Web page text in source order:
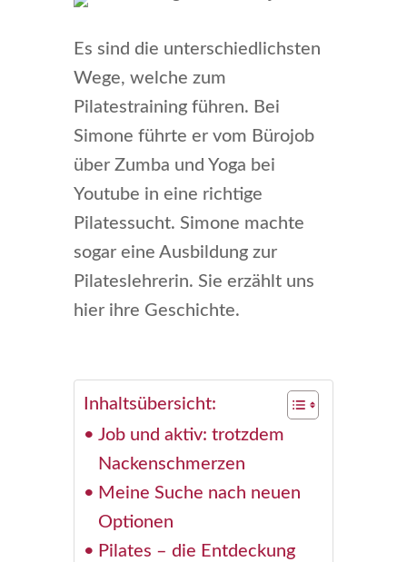
Es sind die unterschiedlichsten
Wege, welche zum
Pilatestraining führen. Bei
Simone führte er vom Bürojob
über Zumba und Yoga bei
Youtube in eine richtige
Pilatessucht. Simone machte
sogar eine Ausbildung zur
Pilateslehrerin. Sie erzählt uns
hier ihre Geschichte.
Inhaltsübersicht:
Job und aktiv: trotzdem
Nackenschmerzen
Meine Suche nach neuen
Optionen
Pilates – die Entdeckung